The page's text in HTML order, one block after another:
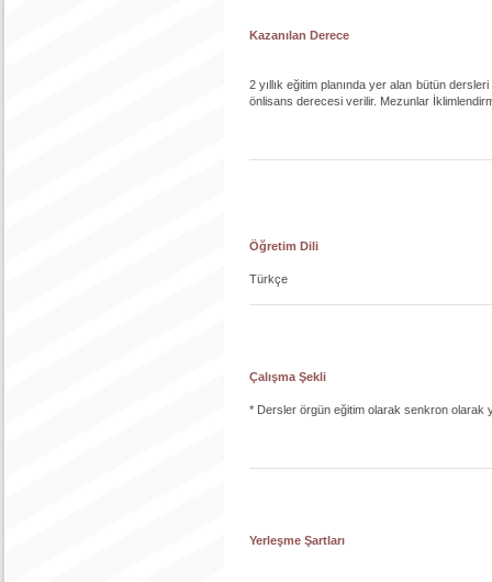
Kazanılan Derece
2 yıllık eğitim planında yer alan bütün
önlisans derecesi verilir. Mezunlar
Öğretim Dili
Türkçe
Çalışma Şekli
* Dersler örgün eğitim olarak senkron olarak
Yerleşme Şartları